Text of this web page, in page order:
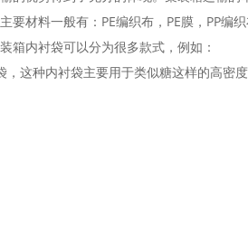
要材料一般有：PE编织布，PE膜，PP编
箱内衬袋可以分为很多款式，例如：
这种内衬袋主要用于类似糖这样的高密度